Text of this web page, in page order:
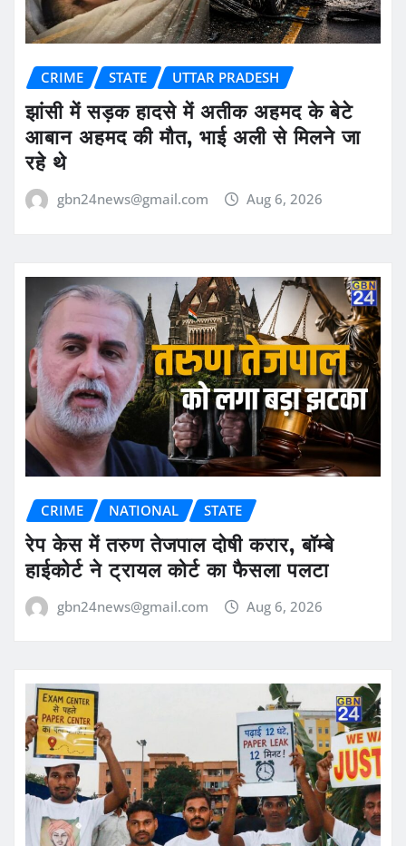
CRIME STATE UTTAR PRADESH
झांसी में सड़क हादसे में अतीक अहमद के बेटे
आबान अहमद की मौत, भाई अली से मिलने जा
रहे थे
gbn24news@gmail.com Aug 6, 2026
CRIME NATIONAL STATE
रेप केस में तरुण तेजपाल दोषी करार, बॉम्बे
हाईकोर्ट ने ट्रायल कोर्ट का फैसला पलटा
gbn24news@gmail.com Aug 6, 2026